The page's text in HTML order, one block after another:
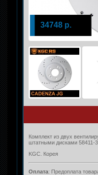
34748 р.
Комплект из двух
штатными дисками 58411-
KGC. Корея
Оплата: Предоплата